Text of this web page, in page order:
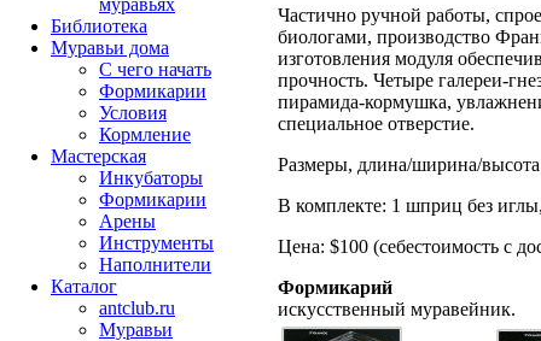
Частично ручной работы,
биологами, производство
изготовления модуля
прочность. Четыре галереи-
пирамида-кормушка,
специальное отверстие.
Размеры, длина/ширина/
В комплекте: 1 шприц без
Цена: $100 (себестоимость с
Формикарий
искусственный муравейник.
муравьях
Библиотека
Муравьи дома
С чего начать
Формикарии
Условия
Кормление
Мастерская
Инкубаторы
Формикарии
Арены
Инструменты
Наполнители
Каталог
antclub.ru
Муравьи